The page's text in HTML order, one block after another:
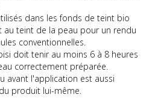
dans les fonds de teint bio
teint de la peau pour un rendu
conventionnelles.
doit tenir au moins 6 à 8 heures
correctement préparée.
avant l'application est aussi
produit lui-même.